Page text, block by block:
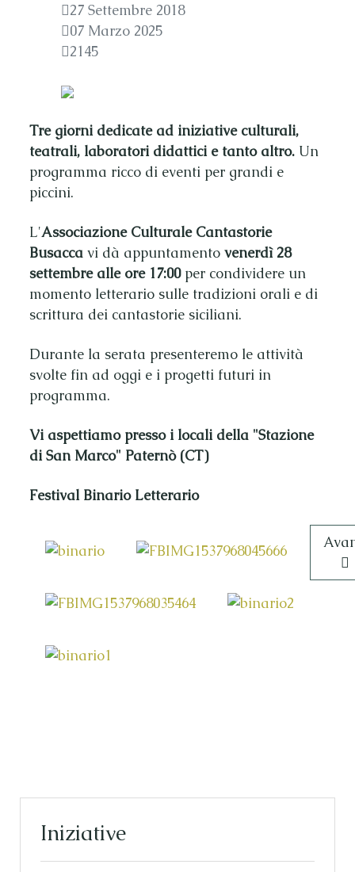
27 Settembre 2018
07 Marzo 2025
2145
Tre giorni dedicate ad iniziative culturali,
teatrali, laboratori didattici e tanto altro. Un
programma ricco di eventi per grandi e
piccini.
L'Associazione Culturale Cantastorie
Busacca vi dà appuntamento venerdì 28
settembre alle ore 17:00per condividere un
momento letterario sulle tradizioni orali e di
scrittura dei cantastorie siciliani.
Durante la serata presenteremo le attività
svolte fin ad oggi e i progetti futuri in
programma.
Vi aspettiamo presso i locali della "Stazione
di San Marco" Paternò (CT)
Festival Binario Letterario
Iniziative